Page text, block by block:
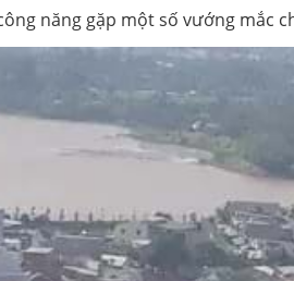
năng gặp một số vướng mắc